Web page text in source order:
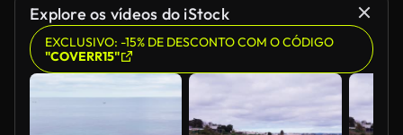
Explore os vídeos do iStock
EXCLUSIVO: -15% DE DESCONTO COM O CÓDIGO
"COVERR15"